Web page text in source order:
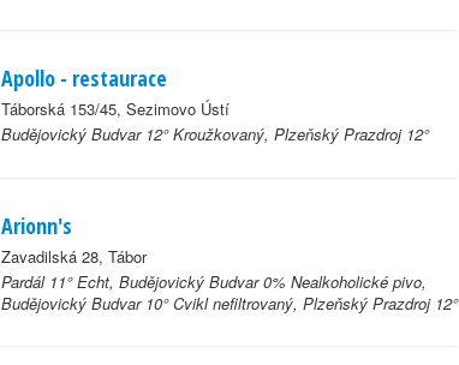
Apollo - restaurace
Táborská 153/45, Sezimovo Ústí
Budějovický Budvar 12° Kroužkovaný, Plzeňský Prazdroj 12°
Arionn's
Zavadilská 28, Tábor
Pardál 11° Echt, Budějovický Budvar 0% Nealkoholické pivo,
Budějovický Budvar 10° Cvikl nefiltrovaný, Plzeňský Prazdroj 12°